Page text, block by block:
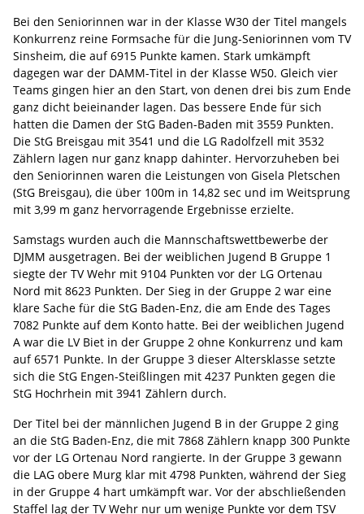
Bei den Seniorinnen war in der Klasse W30 der Titel mangels
Konkurrenz reine Formsache für die Jung-Seniorinnen vom TV
Sinsheim, die auf 6915 Punkte kamen. Stark umkämpft
dagegen war der DAMM-Titel in der Klasse W50. Gleich vier
Teams gingen hier an den Start, von denen drei bis zum Ende
ganz dicht beieinander lagen. Das bessere Ende für sich
hatten die Damen der StG Baden-Baden mit 3559 Punkten.
Die StG Breisgau mit 3541 und die LG Radolfzell mit 3532
Zählern lagen nur ganz knapp dahinter. Hervorzuheben bei
den Seniorinnen waren die Leistungen von Gisela Pletschen
(StG Breisgau), die über 100m in 14,82 sec und im Weitsprung
mit 3,99 m ganz hervorragende Ergebnisse erzielte.
Samstags wurden auch die Mannschaftswettbewerbe der
DJMM ausgetragen. Bei der weiblichen Jugend B Gruppe 1
siegte der TV Wehr mit 9104 Punkten vor der LG Ortenau
Nord mit 8623 Punkten. Der Sieg in der Gruppe 2 war eine
klare Sache für die StG Baden-Enz, die am Ende des Tages
7082 Punkte auf dem Konto hatte. Bei der weiblichen Jugend
A war die LV Biet in der Gruppe 2 ohne Konkurrenz und kam
auf 6571 Punkte. In der Gruppe 3 dieser Altersklasse setzte
sich die StG Engen-Steißlingen mit 4237 Punkten gegen die
StG Hochrhein mit 3941 Zählern durch.
Der Titel bei der männlichen Jugend B in der Gruppe 2 ging
an die StG Baden-Enz, die mit 7868 Zählern knapp 300 Punkte
vor der LG Ortenau Nord rangierte. In der Gruppe 3 gewann
die LAG obere Murg klar mit 4798 Punkten, während der Sieg
in der Gruppe 4 hart umkämpft war. Vor der abschließenden
Staffel lag der TV Wehr nur um wenige Punkte vor dem TSV